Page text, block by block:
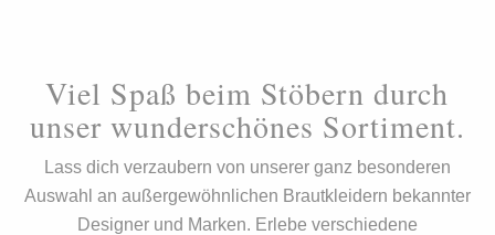
Viel Spaß beim Stöbern durch
unser wunderschönes Sortiment.
Lass dich verzaubern von unserer ganz besonderen
Auswahl an außergewöhnlichen Brautkleidern bekannter
Designer und Marken. Erlebe verschiedene